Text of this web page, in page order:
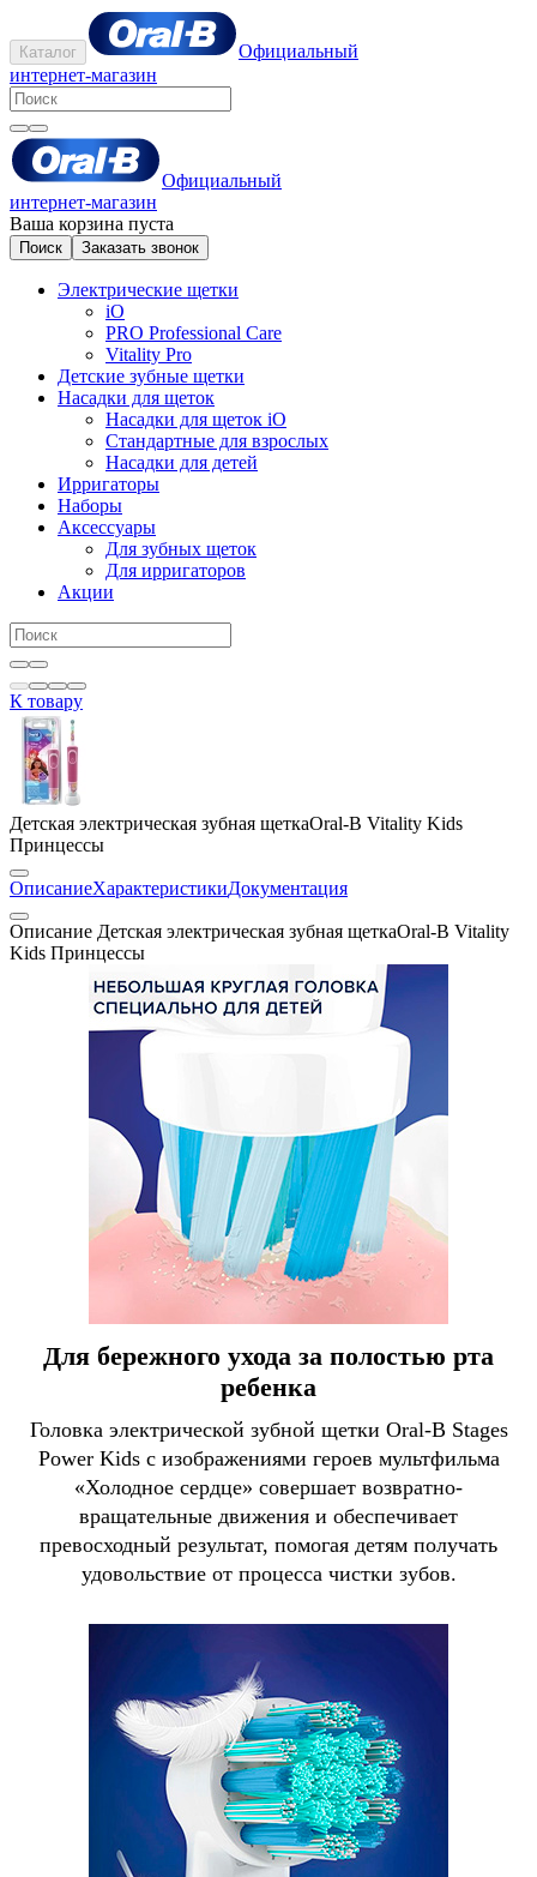
Каталог
Официальный
интернет-магазин
Официальный
интернет-магазин
Ваша корзина пуста
Поиск Заказать звонок
Электрические щетки
iO
PRO Professional Care
Vitality Pro
Детские зубные щетки
Насадки для щеток
Насадки для щеток iO
Стандартные для взрослых
Насадки для детей
Ирригаторы
Наборы
Аксессуары
Для зубных щеток
Для ирригаторов
Акции
К товару
Детская электрическая зубная щеткаOral-B Vitality Kids
Принцессы
ОписаниеХарактеристикиДокументация
Описание Детская электрическая зубная щеткаOral-B Vitality
Kids Принцессы
Для бережного ухода за полостью рта
ребенка
Головка электрической зубной щетки Oral-B Stages
Power Kids с изображениями героев мультфильма
«Холодное сердце» совершает возвратно-
вращательные движения и обеспечивает
превосходный результат, помогая детям получать
удовольствие от процесса чистки зубов.